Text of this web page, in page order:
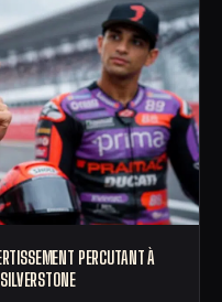
PERCUTANT À